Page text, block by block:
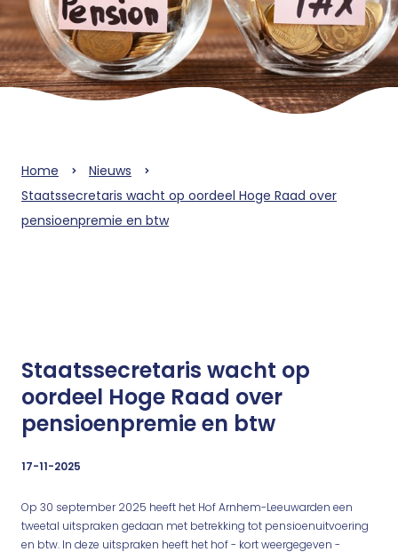
Home
Nieuws
Staatssecretaris wacht op oordeel Hoge Raad over
pensioenpremie en btw
Staatssecretaris wacht op
oordeel Hoge Raad over
pensioenpremie en btw
17-11-2025
Op 30 september 2025 heeft het Hof Arnhem-Leeuwarden een
tweetal uitspraken gedaan met betrekking tot pensioenuitvoering
en btw. In deze uitspraken heeft het hof - kort weergegeven -